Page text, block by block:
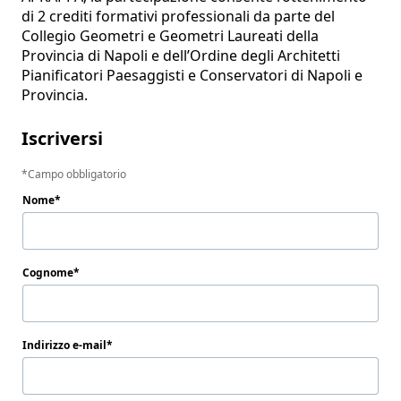
di 2 crediti formativi professionali da parte del
Collegio Geometri e Geometri Laureati della
Provincia di Napoli e dell’Ordine degli Architetti
Pianificatori Paesaggisti e Conservatori di Napoli e
Provincia.
Iscriversi
Campo obbligatorio
Nome
Cognome
Indirizzo e-mail